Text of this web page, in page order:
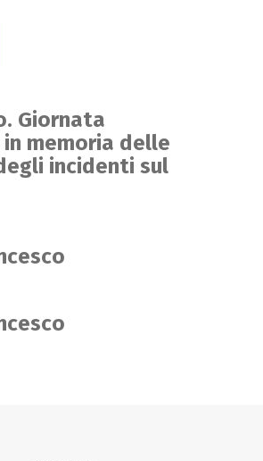
Giornata
memoria delle
incidenti sul